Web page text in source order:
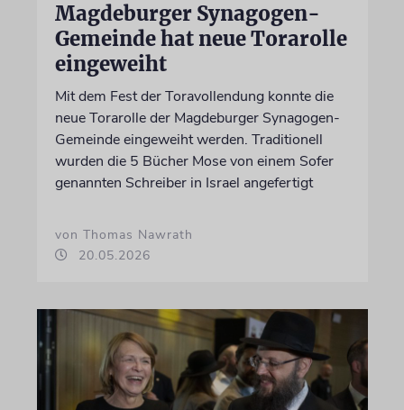
Magdeburger Synagogen-
Gemeinde hat neue Torarolle
eingeweiht
Mit dem Fest der Toravollendung konnte die
neue Torarolle der Magdeburger Synagogen-
Gemeinde eingeweiht werden. Traditionell
wurden die 5 Bücher Mose von einem Sofer
genannten Schreiber in Israel angefertigt
von Thomas Nawrath
20.05.2026